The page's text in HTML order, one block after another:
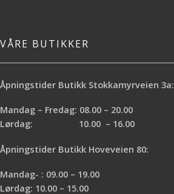
VÅRE BUTIKKER
Åpningstider Butikk Stokkamyrveien 3a:
Mandag – Fredag: 08.00 – 20.00
Lørdag: 10.00 – 16.00
Åpningstider Butikk Hoveveien 80:
Mandag- : 09.00 – 19.00
Lørdag: 10.00 – 15.00